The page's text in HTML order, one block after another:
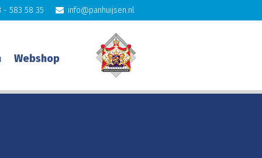
- 583 58 35 info@panhuijsen.nl
Webshop